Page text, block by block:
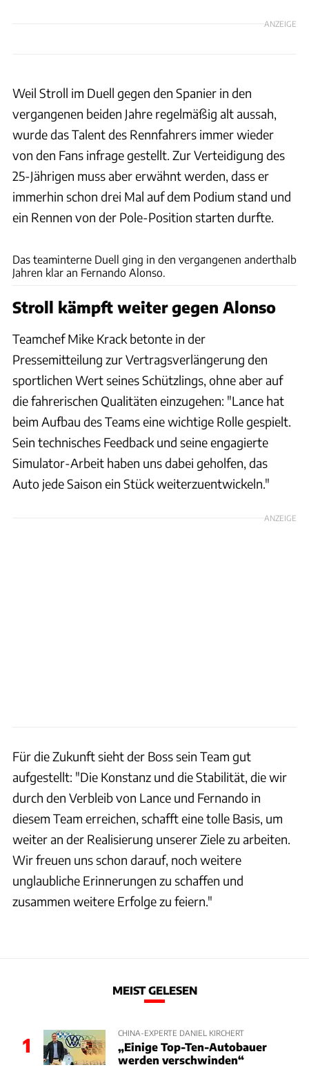
ANZEIGE
Weil Stroll im Duell gegen den Spanier in den
vergangenen beiden Jahre regelmäßig alt aussah,
wurde das Talent des Rennfahrers immer wieder
von den Fans infrage gestellt. Zur Verteidigung des
25-Jährigen muss aber erwähnt werden, dass er
immerhin schon drei Mal auf dem Podium stand und
ein Rennen von der Pole-Position starten durfte.
Das teaminterne Duell ging in den vergangenen anderthalb
Jahren klar an Fernando Alonso.
Stroll kämpft weiter gegen Alonso
Teamchef Mike Krack betonte in der
Pressemitteilung zur Vertragsverlängerung den
sportlichen Wert seines Schützlings, ohne aber auf
die fahrerischen Qualitäten einzugehen: "Lance hat
beim Aufbau des Teams eine wichtige Rolle gespielt.
Sein technisches Feedback und seine engagierte
Simulator-Arbeit haben uns dabei geholfen, das
Auto jede Saison ein Stück weiterzuentwickeln."
ANZEIGE
Für die Zukunft sieht der Boss sein Team gut
aufgestellt: "Die Konstanz und die Stabilität, die wir
durch den Verbleib von Lance und Fernando in
diesem Team erreichen, schafft eine tolle Basis, um
weiter an der Realisierung unserer Ziele zu arbeiten.
Wir freuen uns schon darauf, noch weitere
unglaubliche Erinnerungen zu schaffen und
zusammen weitere Erfolge zu feiern."
MEIST GELESEN
1
CHINA-EXPERTE DANIEL KIRCHERT
„Einige Top-Ten-Autobauer
werden verschwinden“